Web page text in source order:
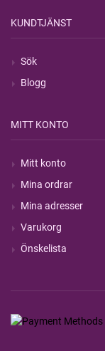
KUNDTJÄNST
Sök
Blogg
MITT KONTO
Mitt konto
Mina ordrar
Mina adresser
Varukorg
Önskelista